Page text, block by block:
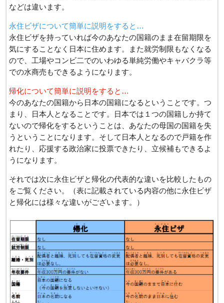
などは違います。
永住ビザについて簡単に説明をすると…
永住ビザを持っていれば今のあなたの国籍のまま在留期限を
気にすることなく日本に住めます。また就労制限もなくなる
ので、工場やコンビ二でのいわゆる単純労働やキャバクラ等
での水商売もできるようになります。
帰化について簡単に説明をすると…
今のあなたの国籍から日本の国籍になるということです。つ
まり、日本人となることです。日本では１つの国籍しか持て
ないので帰化をするということは、あなたの母国の国籍を失
うということになります。そして日本人となるので戸籍を作
れたり、応援する政治家に投票できたり、立候補もできるよ
うになります。
それでは次に永住ビザと帰化の代表的な違いを比較したもの
をご覧ください。（表に記載されている内容の他に永住ビザ
と帰化には様々な違いがございます。）